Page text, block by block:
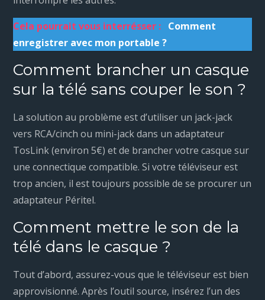
Cela pourrait vous interrésser : Comment
enregistrer avec mon portable ?
Comment brancher un casque
sur la télé sans couper le son ?
La solution au problème est d’utiliser un jack-jack
vers RCA/cinch ou mini-jack dans un adaptateur
TosLink (environ 5€) et de brancher votre casque sur
une connectique compatible. Si votre téléviseur est
trop ancien, il est toujours possible de se procurer un
adaptateur Péritel.
Comment mettre le son de la
télé dans le casque ?
Tout d’abord, assurez-vous que le téléviseur est bien
approvisionné. Après l’outil source, insérez l’un des